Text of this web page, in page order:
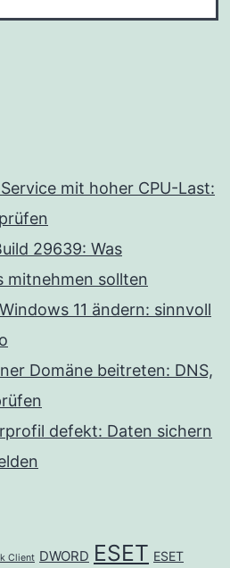
mit hoher CPU-Last:
29639: Was
mitnehmen sollten
11 ändern: sinnvoll
Domäne beitreten: DNS,
defekt: Daten sichern
Client DWORD ESET ESET